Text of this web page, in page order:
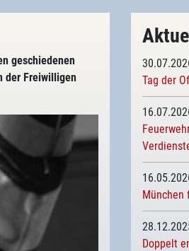
geschiedenen
der Freiwilligen
Tag der
München
Doppelt